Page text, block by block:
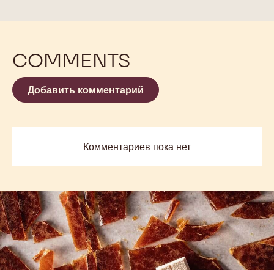
COMMENTS
Добавить комментарий
Комментариев пока нет